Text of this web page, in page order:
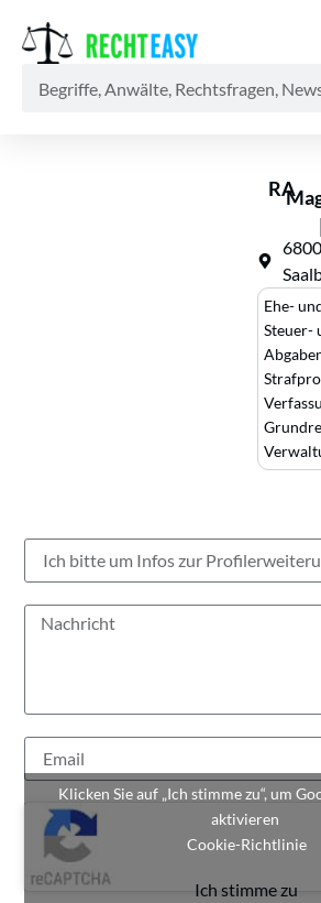
RA
Ehe-
Steuer-
Klicken Sie auf „Ich stimme zu“, um
aktivieren
Cookie-Richtlinie
Ich stimme zu